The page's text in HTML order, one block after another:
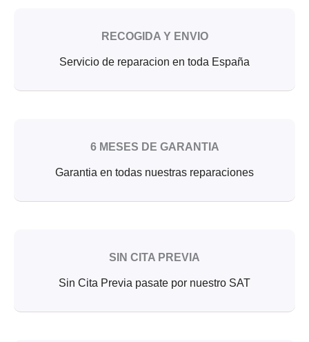
RECOGIDA Y ENVIO
Servicio de reparacion en toda España
6 MESES DE GARANTIA
Garantia en todas nuestras reparaciones
SIN CITA PREVIA
Sin Cita Previa pasate por nuestro SAT